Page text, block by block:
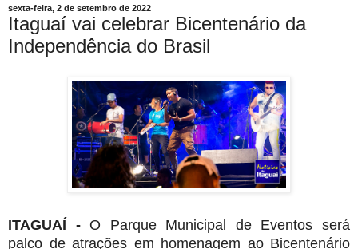
sexta-feira, 2 de setembro de 2022
Itaguaí vai celebrar Bicentenário da
Independência do Brasil
ITAGUAÍ -O Parque Municipal de Eventos será
palco de atrações em homenagem ao Bicentenário